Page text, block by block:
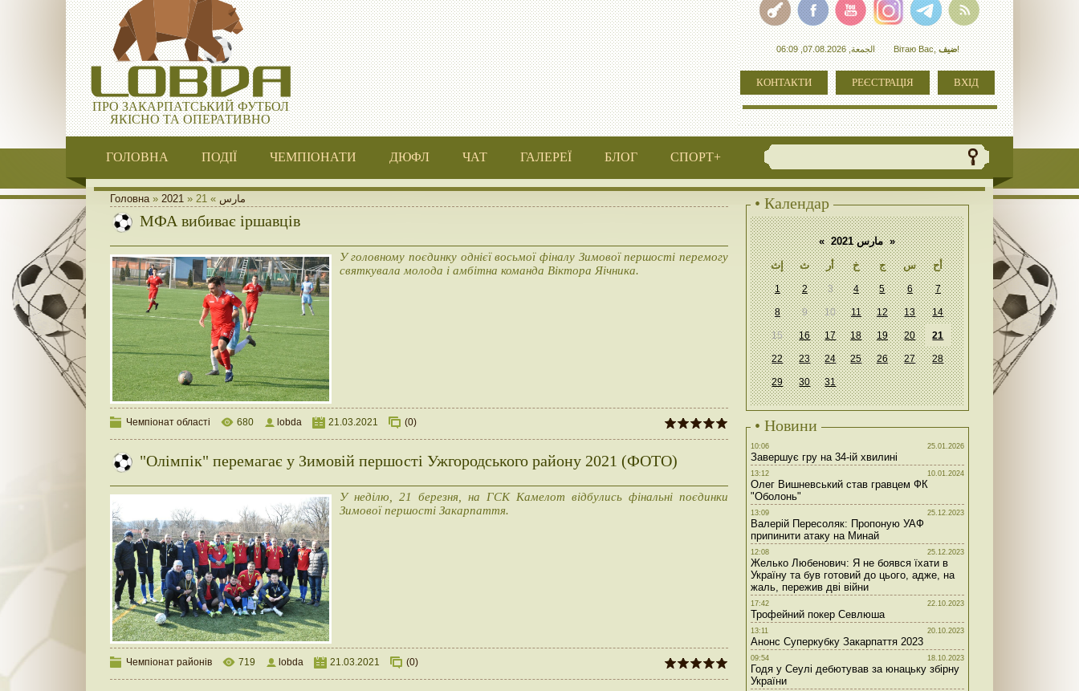
ПРО ЗАКАРПАТСЬКИЙ ФУТБОЛ
ЯКІСНО ТА ОПЕРАТИВНО
الجمعة, 07.08.2026, 06:09 Вітаю Вас,ضيف!
КОНТАКТИ РЕЄСТРАЦІЯ ВХІД
ГОЛОВНА ПОДІЇ ЧЕМПІОНАТИ ДЮФЛ ЧАТ ГАЛЕРЕЇ БЛОГ СПОРТ+
Головна» 2021 » مارس »
21
МФА вибиває іршавців
У головному поєдинку однієї восьмої фіналу Зимової першості перемогу
святкувала молода і амбітна команда Віктора Яічника.
Чемпіонат області 680 lobda 21.03.2021 (0)
"Олімпік" перемагає у Зимовій першості Ужгородського району 2021 (ФОТО)
У неділю, 21 березня, на ГСК Камелот відбулись фінальні поєдинки
Зимової першості Закарпаття.
Чемпіонат районів 719 lobda 21.03.2021 (0)
• Календар
« مارس 2021 »
إث
ث أر خ ج س أح
1 2 3 4 5 6 7
8 9 10 11 12 13 14
15 16 17 18 19 20 21
22 23 24 25 26 27 28
29 30 31
• Новини
10:06 25.01.2026
Завершує гру на 34-ій хвилині
13:12 10.01.2024
Олег Вишневський став гравцем ФК
"Оболонь"
13:09 25.12.2023
Валерій Пересоляк: Пропоную УАФ
припинити атаку на Минай
12:08 25.12.2023
Желько Любенович: Я не боявся їхати в
Україну та був готовий до цього, адже, на
жаль, пережив дві війни
17:42 22.10.2023
Трофейний покер Севлюша
13:11 20.10.2023
Анонс Суперкубку Закарпаття 2023
09:54 18.10.2023
Годя у Сеулі дебютував за юнацьку збірну
України